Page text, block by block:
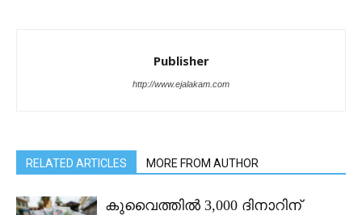
Publisher
http://www.ejalakam.com
RELATED ARTICLES MORE FROM AUTHOR
കുവൈത്തിൽ 3,000 ദിനാറിന്